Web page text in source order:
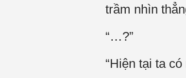
trầm nhìn
“…?”
“Hiện tại ta